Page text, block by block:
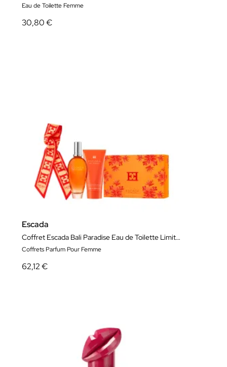
Eau de Toilette Femme
30,80 €
Escada
Coffret Escada Bali Paradise Eau de Toilette Limited Edition
Coffrets Parfum Pour Femme
62,12 €